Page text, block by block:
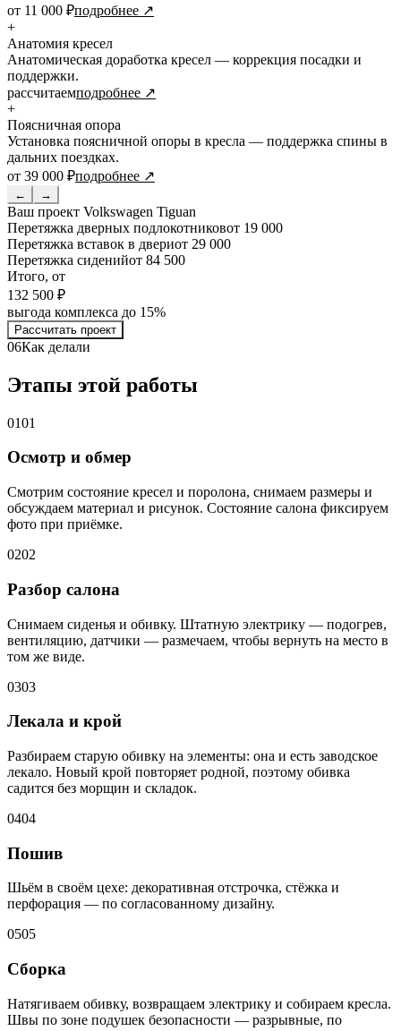
от 11 000 ₽подробнее ↗
+
Анатомия кресел
Анатомическая доработка кресел — коррекция посадки и
поддержки.
рассчитаемподробнее ↗
+
Поясничная опора
Установка поясничной опоры в кресла — поддержка спины в
дальних поездках.
от 39 000 ₽подробнее ↗
← →
Ваш проект Volkswagen Tiguan
Перетяжка дверных подлокотниковот 19 000
Перетяжка вставок в двериот 29 000
Перетяжка сиденийот 84 500
Итого, от
132 500 ₽
выгода комплекса до 15%
Рассчитать проект
06Как делали
Этапы этой работы
0101
Осмотр и обмер
Смотрим состояние кресел и поролона, снимаем размеры и
обсуждаем материал и рисунок. Состояние салона фиксируем
фото при приёмке.
0202
Разбор салона
Снимаем сиденья и обивку. Штатную электрику — подогрев,
вентиляцию, датчики — размечаем, чтобы вернуть на место в
том же виде.
0303
Лекала и крой
Разбираем старую обивку на элементы: она и есть заводское
лекало. Новый крой повторяет родной, поэтому обивка
садится без морщин и складок.
0404
Пошив
Шьём в своём цехе: декоративная отстрочка, стёжка и
перфорация — по согласованному дизайну.
0505
Сборка
Натягиваем обивку, возвращаем электрику и собираем кресла.
Швы по зоне подушек безопасности — разрывные, по